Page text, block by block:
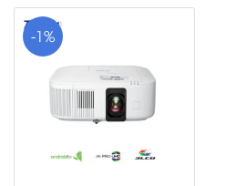
34.000.000₫.là:
-1%